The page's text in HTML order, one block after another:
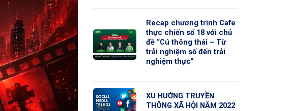
Recap chương trình Cafe
thực chiến số 18 với chủ
đề “Cú thông thái – Từ
trải nghiệm số đến trải
nghiệm thực”
XU HƯỚNG TRUYỀN
THÔNG XÃ HỘI NĂM 2022